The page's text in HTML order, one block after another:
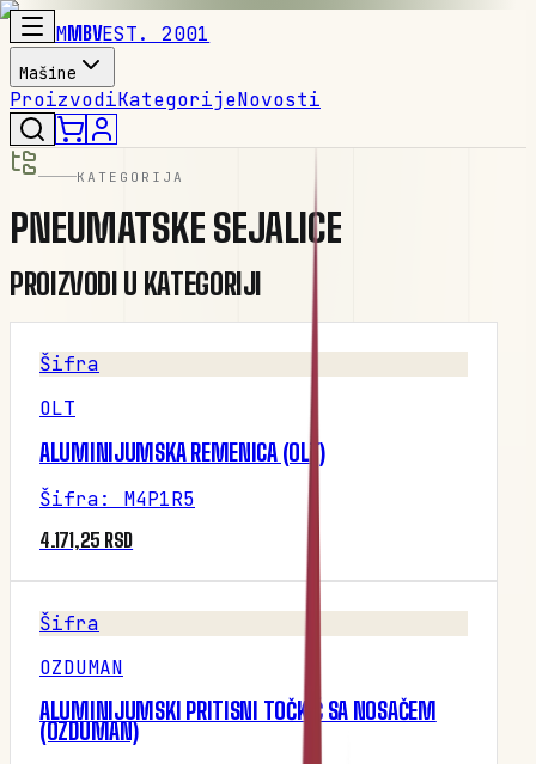
MMBVEST. 2001
Mašine
ProizvodiKategorijeNovosti
KATEGORIJA
PNEUMATSKE SEJALICE
PROIZVODI U KATEGORIJI
Šifra
OLT
ALUMINIJUMSKA REMENICA (OLT)
Šifra: M4P1R5
4.171,25 RSD
Šifra
OZDUMAN
ALUMINIJUMSKI PRITISNI TOČKIĆ SA NOSAČEM
(OZDUMAN)